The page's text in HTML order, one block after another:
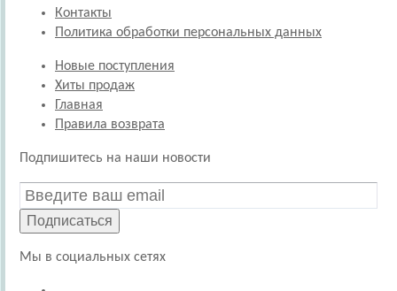
Контакты
Политика обработки персональных данных
Новые поступления
Хиты продаж
Главная
Правила возврата
Подпишитесь на наши новости
Подписаться
Мы в социальных сетях